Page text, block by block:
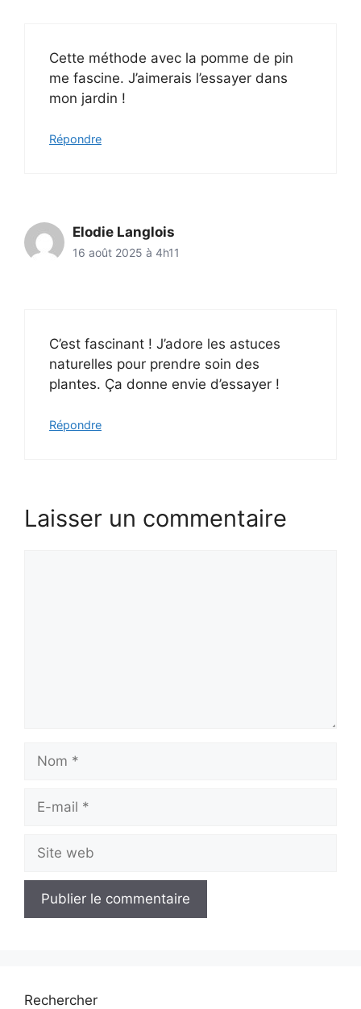
Cette méthode avec la pomme de pin
me fascine. J’aimerais l’essayer dans
mon jardin !
Répondre
Elodie Langlois
16 août 2025 à 4h11
C’est fascinant ! J’adore les astuces
naturelles pour prendre soin des
plantes. Ça donne envie d’essayer !
Répondre
Laisser un commentaire
mail
web
Rechercher